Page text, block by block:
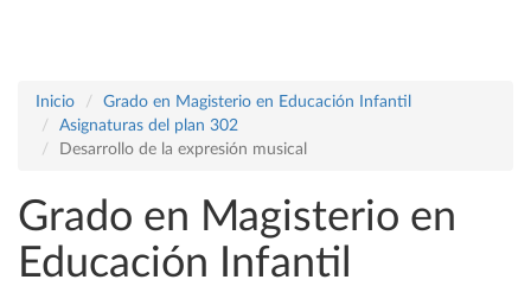
Inicio
Grado en Magisterio en Educación Infantil
Asignaturas del plan 302
Desarrollo de la expresión musical
Grado en Magisterio en
Educación Infantil